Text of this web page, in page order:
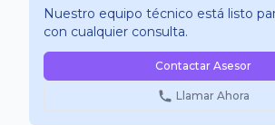
Nuestro equipo técnico está listo
con cualquier consulta.
Contactar Asesor
Llamar Ahora